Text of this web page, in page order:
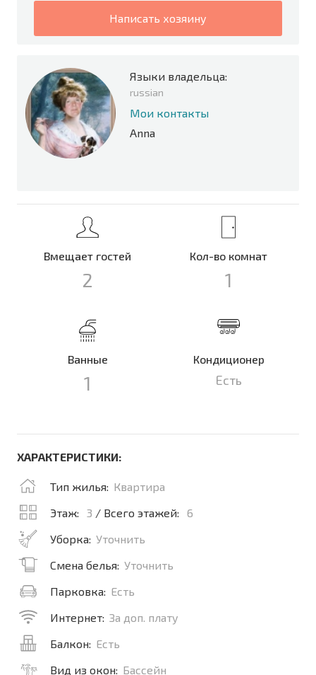
написать хозяину
Языки владельца:
russian
Мои контакты
Anna
Вмещает гостей
2
Кол-во комнат
1
Ванные
1
Кондиционер
Есть
ХАРАКТЕРИСТИКИ:
Тип жилья: Квартира
Этаж:
3 / Всего этажей:
6
Уборка: Уточнить
Смена белья: Уточнить
Парковка: Есть
Интернет: За доп. плату
Балкон: Есть
Вид из окон: Бассейн